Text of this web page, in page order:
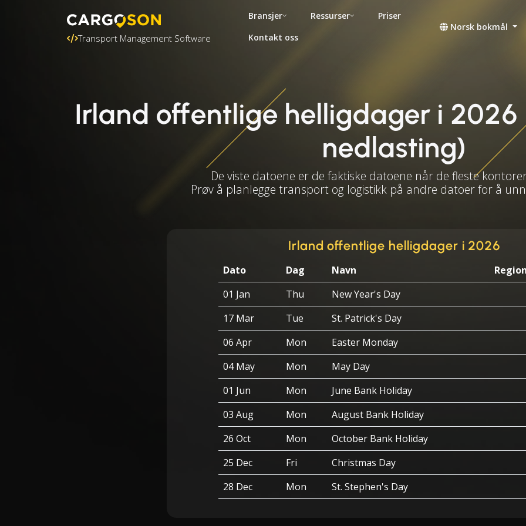
Transport Management Software
Bransjer Ressurser
Priser
Kontakt oss
Norsk bokmål
Irland offentlige helligdager i 2026
nedlasting)
De viste datoene er de faktiske datoene når de fleste
Prøv å planlegge transport og logistikk på andre datoer for å
Irland offentlige helligdager i 2026
Dato Dag Navn
01 Jan
Thu
New Year's Day
17 Mar
Tue
St. Patrick's Day
06 Apr
Mon
Easter Monday
04 May
Mon
May Day
01 Jun
Mon
June Bank Holiday
03 Aug
Mon
August Bank Holiday
26 Oct
Mon
October Bank Holiday
25 Dec
Fri
Christmas Day
28 Dec
Mon St. Stephen's Day